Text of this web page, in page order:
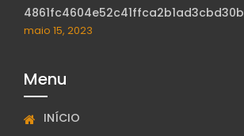
4861fc4604e52c41ffca2b1ad3cbd30b
maio 15, 2023
Menu
INÍCIO